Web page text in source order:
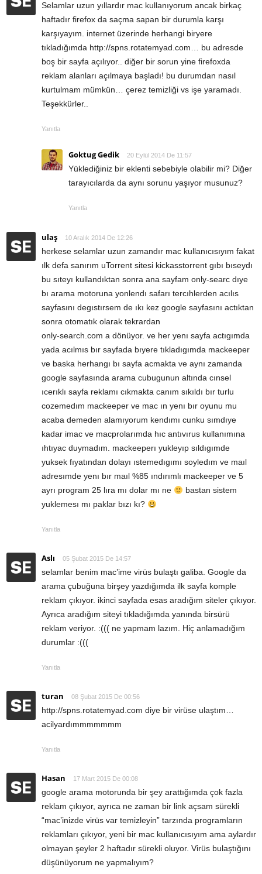
Selamlar uzun yıllardır mac kullanıyorum ancak birkaç
haftadır firefox da saçma sapan bir durumla karşı
karşıyayım. internet üzerinde herhangi biryere
tıkladığımda http://spns.rotatemyad.com… bu adresde
boş bir sayfa açılıyor.. diğer bir sorun yine firefoxda
reklam alanları açılmaya başladı! bu durumdan nasıl
kurtulmam mümkün… çerez temizliği vs işe yaramadı.
Teşekkürler..
Yanıtla
Goktug Gedik 20 Eylül 2014 De 11:57
Yüklediğiniz bir eklenti sebebiyle olabilir mi? Diğer
tarayıcılarda da aynı sorunu yaşıyor musunuz?
Yanıtla
ulaş 10 Aralık 2014 De 12:26
herkese selamlar uzun zamandır mac kullanıcısıyım fakat
ılk defa sanırım uTorrent sitesi kickasstorrent gıbı bıseydı
bu sıteyı kullandıktan sonra ana sayfam only-searc dıye
bı arama motoruna yonlendı safarı tercıhlerden acılıs
sayfasını degıstırsem de ıkı kez google sayfasını actıktan
sonra otomatık olarak tekrardan
only-search.com a dönüyor. ve her yenı sayfa actıgımda
yada acılmıs bır sayfada bıyere tıkladıgımda mackeeper
ve baska herhangı bı sayfa acmakta ve aynı zamanda
google sayfasında arama cubugunun altında cınsel
ıcerıklı sayfa reklamı cıkmakta canım sıkıldı bır turlu
cozemedım mackeeper ve mac ın yenı bır oyunu mu
acaba demeden alamıyorum kendımı cunku sımdıye
kadar imac ve macprolarımda hıc antıvırus kullanımına
ıhtıyac duymadım. mackeeperı yukleyıp sıldıgımde
yuksek fıyatından dolayı ıstemedıgımı soyledım ve maıl
adresımde yenı bır maıl %85 ındırımlı mackeeper ve 5
ayrı program 25 lıra mı dolar mı ne
bastan sistem
yuklemesı mı paklar bızı kı?
Yanıtla
Aslı 05 Şubat 2015 De 14:57
selamlar benim mac’ime virüs bulaştı galiba. Google da
arama çubuğuna birşey yazdığımda ilk sayfa komple
reklam çıkıyor. ikinci sayfada esas aradığım siteler çıkıyor.
Ayrıca aradığım siteyi tıkladığımda yanında birsürü
reklam veriyor. :((( ne yapmam lazım. Hiç anlamadığım
durumlar :(((
Yanıtla
turan 08 Şubat 2015 De 00:56
http://spns.rotatemyad.com diye bir virüse ulaştım…
acilyardımmmmmmm
Yanıtla
Hasan 17 Mart 2015 De 00:08
google arama motorunda bir şey arattığımda çok fazla
reklam çıkıyor, ayrıca ne zaman bir link açsam sürekli
“mac’inizde virüs var temizleyin” tarzında programların
reklamları çıkıyor, yeni bir mac kullanıcısıyım ama aylardır
olmayan şeyler 2 haftadır sürekli oluyor. Virüs bulaştığını
düşünüyorum ne yapmalıyım?